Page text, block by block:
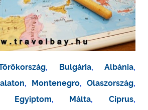
, Bulgária,Albánia,
, Montenegro, Olaszország,
Egyiptom, Málta,Ciprus,